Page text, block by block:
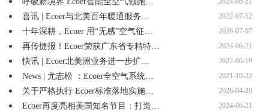
喜讯 | Ecoer与北美百年暖通服务… 2022-07-12
十年深耕，Ecoer 用“无感”空气征… 2026-07-07
再传捷报！Ecoer荣获广东省专精特… 2024-06-21
快讯 | Ecoer北美洲业务进一步扩… 2022-06-19
News | 尤志松 ：Ecoer全空气系统… 2021-10-22
关于严格执行 Ecoer标准落地实施… 2026-04-29
Ecoer再度亮相美国知名节目：打造… 2024-06-21